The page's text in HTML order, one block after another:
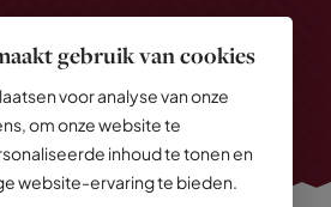
gebruik van cookies
voor analyse van onze
om onze website te
inhoud te tonen en
website-ervaring te bieden.